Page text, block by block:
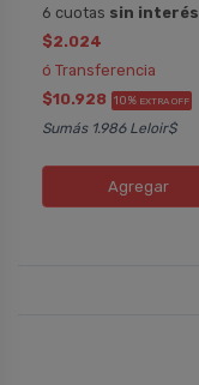
6 cuotas sin interés
$2.024
ó Transferencia
$10.928 10% EXTRA OFF
Sumás 1.986 Leloir$
Agregar